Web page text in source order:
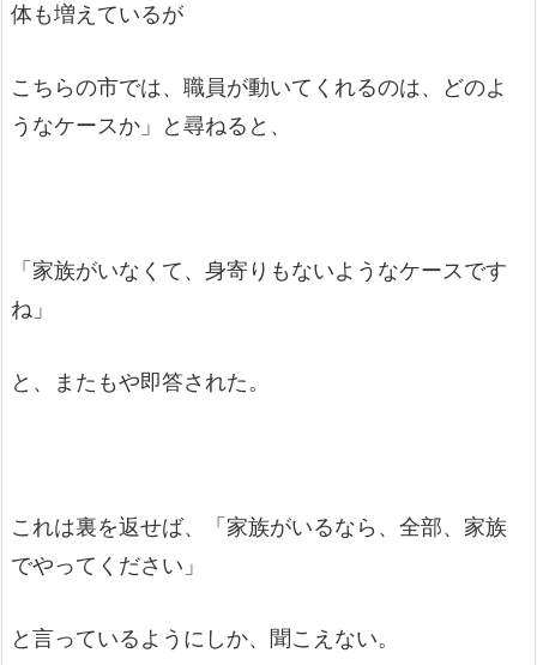
体も増えているが
こちらの市では、職員が動いてくれるのは、どのよ
うなケースか」と尋ねると、
「家族がいなくて、身寄りもないようなケースです
ね」
と、またもや即答された。
これは裏を返せば、「家族がいるなら、全部、家族
でやってください」
と言っているようにしか、聞こえない。